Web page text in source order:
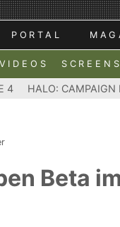
PORTAL
VIDEOS SCREENS
4 HALO: CAMPAIGN
Beta